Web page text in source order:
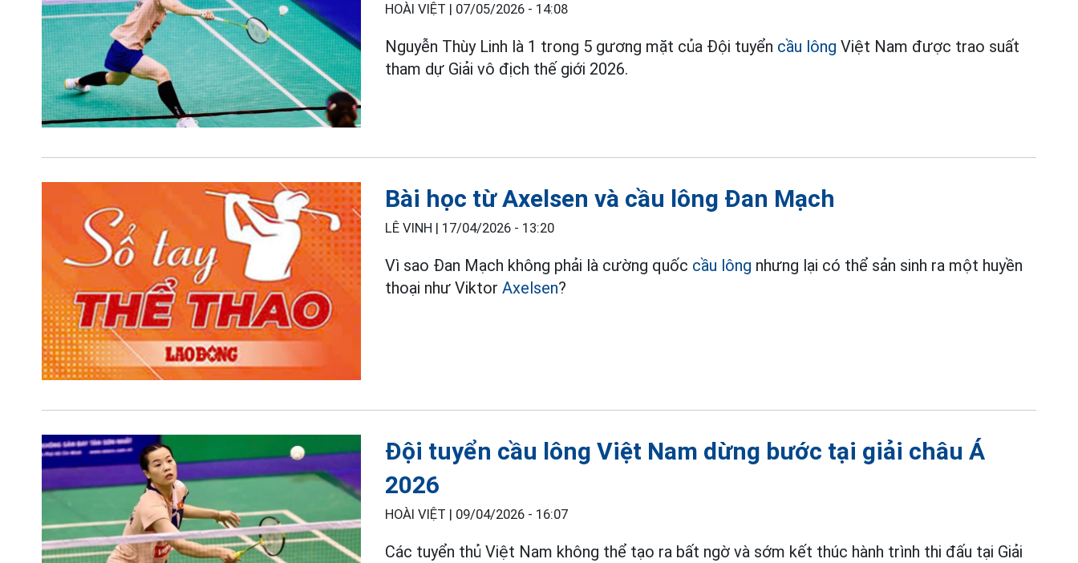
HOÀI VIỆT | 07/05/2026 - 14:08
Nguyễn Thùy Linh là 1 trong 5 gương mặt của Đội tuyển cầu lông Việt Nam được trao suất
tham dự Giải vô địch thế giới 2026.
Bài học từ Axelsen và cầu lông Đan Mạch
LÊ VINH | 17/04/2026 - 13:20
Vì sao Đan Mạch không phải là cường quốc cầu lông nhưng lại có thể sản sinh ra một huyền
thoại như ViktorAxelsen?
Đội tuyển cầu lông Việt Nam dừng bước tại giải châu Á
2026
HOÀI VIỆT | 09/04/2026 - 16:07
Các tuyển thủ Việt Nam không thể tạo ra bất ngờ và sớm kết thúc hành trình thi đấu tại Giải